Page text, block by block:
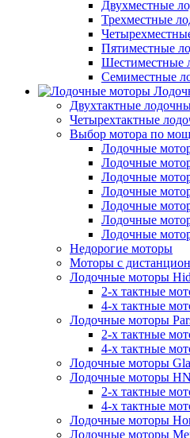
Двухместные
Трехместные
Пятиместные
Шестиместные
Семиместные
Двухтактные
Четырехтактные
Выбор мотора по
Лодочные
Лодочные
Лодочные
Лодочные
Лодочные
Лодочные
Лодочные
Недорогие моторы
Моторы с
Лодочные моторы
2-х тактные
4-х тактные
Лодочные моторы
2-х тактные
4-х тактные
Лодочные моторы
Лодочные моторы
2-х тактные
4-х тактные
Лодочные моторы
Лодочные моторы